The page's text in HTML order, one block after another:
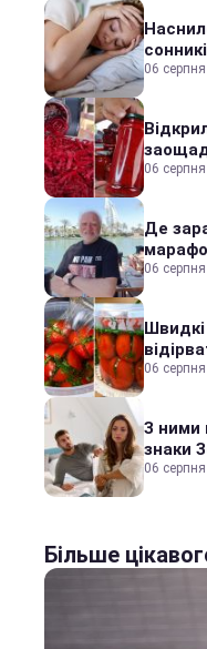
06
06
Де
06
06
З ними
знаки
06
Більше